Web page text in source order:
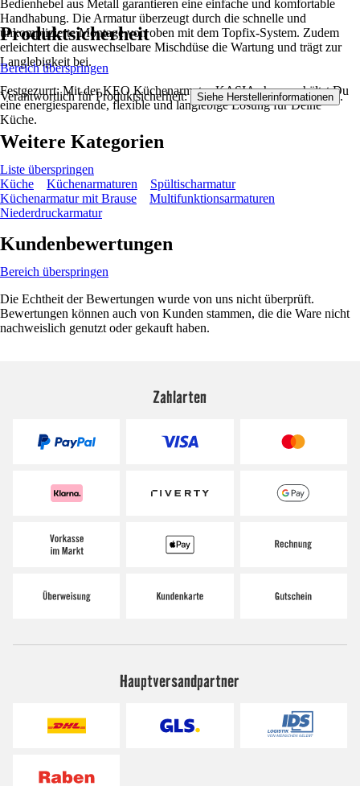
Bedienhebel aus Metall garantieren eine einfache und komfortable
Handhabung. Die Armatur überzeugt durch die schnelle und
unkomplizierte Montage von oben mit dem Topfix-System. Zudem
erleichtert die auswechselbare Mischdüse die Wartung und trägt zur
Langlebigkeit bei.
Festgezurrt: Mit der KEO Küchenarmatur KASIA chrom erhältst Du
eine energiesparende, flexible und langlebige Lösung für Deine
Küche.
Produktsicherheit
Bereich überspringen
Verantwortlich für Produktsicherheit: Siehe Herstellerinformationen .
Weitere Kategorien
Liste überspringen
Küche
Küchenarmaturen
Spültischarmatur
Küchenarmatur mit Brause
Multifunktionsarmaturen
Niederdruckarmatur
Kundenbewertungen
Bereich überspringen
Die Echtheit der Bewertungen wurde von uns nicht überprüft.
Bewertungen können auch von Kunden stammen, die die Ware nicht
nachweislich genutzt oder gekauft haben.
Zahlarten
Hauptversandpartner